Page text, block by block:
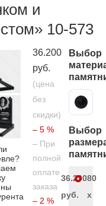
и
10-573
36.200
руб.
(цена
без
скидки)
– 5 %
– При
полной
оплате
заказа
– 2 %
Выбор
Карельский гранит
Выбор
36.200
руб.
80
x